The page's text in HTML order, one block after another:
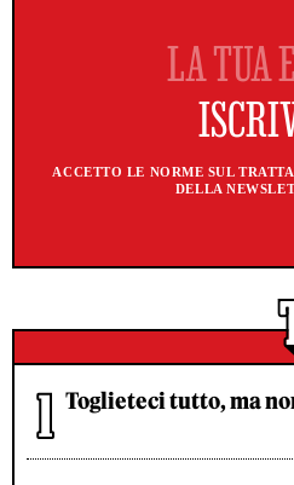
ACCETTO LE NORME SUL
DELLA
Toglieteci tutto, ma